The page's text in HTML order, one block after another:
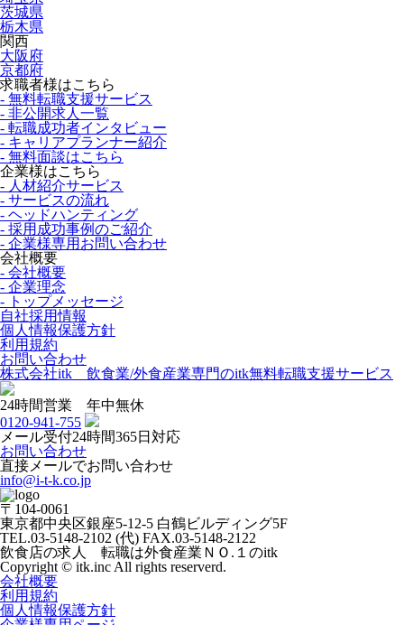
茨城県
栃木県
関西
大阪府
京都府
求職者様はこちら
- 無料転職支援サービス
- 非公開求人一覧
- 転職成功者インタビュー
- キャリアプランナー紹介
- 無料面談はこちら
企業様はこちら
- 人材紹介サービス
- サービスの流れ
- ヘッドハンティング
- 採用成功事例のご紹介
- 企業様専用お問い合わせ
会社概要
- 会社概要
- 企業理念
- トップメッセージ
自社採用情報
個人情報保護方針
利用規約
お問い合わせ
株式会社itk 飲食業/外食産業専門のitk無料転職支援サービス
24時間営業 年中無休
0120-941-755
メール受付24時間365日対応
お問い合わせ
直接メールでお問い合わせ
info@i-t-k.co.jp
〒104-0061
東京都中央区銀座5-12-5 白鶴ビルディング5F
TEL.03-5148-2102 (代) FAX.03-5148-2122
飲食店の求人 転職は外食産業ＮＯ.１のitk
Copyright © itk.inc All rights reserverd.
会社概要
利用規約
個人情報保護方針